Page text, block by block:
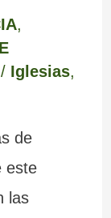
,
Iglesias,
de
este
las